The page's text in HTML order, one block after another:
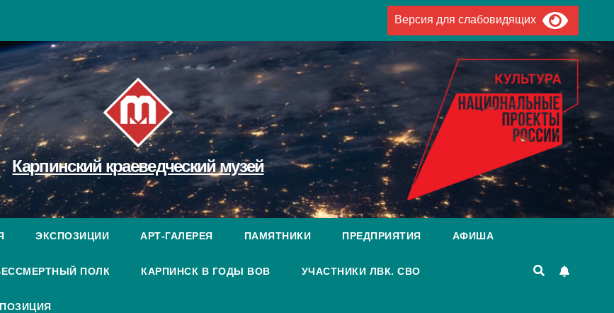
Версия для слабовидящих
Карпинский краеведческий музей
ЭКСПОЗИЦИИ АРТ-ГАЛЕРЕЯ ПАМЯТНИКИ ПРЕДПРИЯТИЯ АФИША
ПОЛК КАРПИНСК В ГОДЫ ВОВ УЧАСТНИКИ ЛВК. СВО